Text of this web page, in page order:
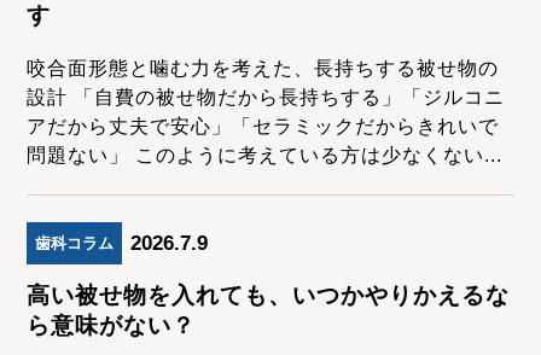
す
咬合面形態と噛む力を考えた、長持ちする被せ物の
設計 「自費の被せ物だから長持ちする」「ジルコニ
アだから丈夫で安心」「セラミックだからきれいで
問題ない」 このように考えている方は少なくない...
歯科コラム 2026.7.9
高い被せ物を入れても、いつかやりかえるな
ら意味がない？